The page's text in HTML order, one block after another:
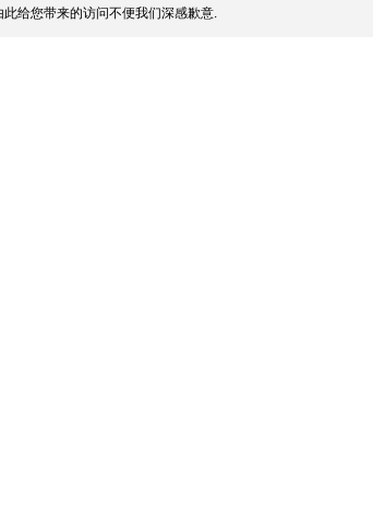
给您带来的访问不便我们深感歉意.